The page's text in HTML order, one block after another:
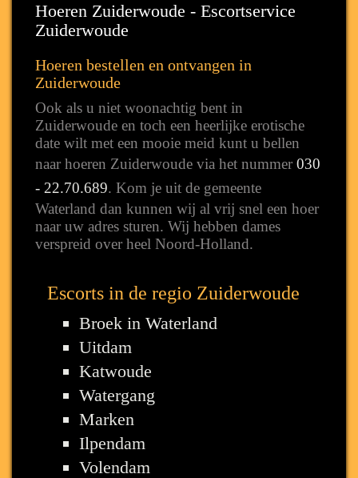
Hoeren Zuiderwoude - Escortservice
Zuiderwoude
Hoeren bestellen en ontvangen in
Zuiderwoude
Ook als u niet woonachtig bent in
Zuiderwoude en toch een heerlijke erotische
date wilt met een mooie meid kunt u bellen
naar hoeren Zuiderwoude via het nummer 030
- 22.70.689. Kom je uit de gemeente
Waterland dan kunnen wij al vrij snel een hoer
naar uw adres sturen. Wij hebben dames
verspreid over heel Noord-Holland.
Escorts in de regio Zuiderwoude
Broek in Waterland
Uitdam
Katwoude
Watergang
Marken
Ilpendam
Volendam